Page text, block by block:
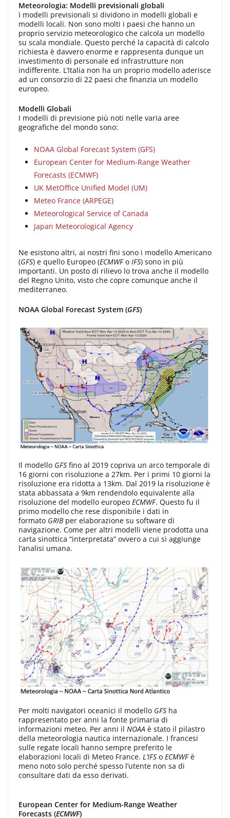
Meteorologia: Modelli previsionali globali
I modelli previsionali si dividono in modelli globali e
modelli locali. Non sono molti i paesi che hanno un
proprio servizio meteorologico che calcola un modello
su scala mondiale. Questo perché la capacità di calcolo
richiesta è davvero enorme e rappresenta dunque un
investimento di personale ed infrastrutture non
indifferente. L’Italia non ha un proprio modello aderisce
ad un consorzio di 22 paesi che finanzia un modello
europeo.
Modelli Globali
I modelli di previsione più noti nelle varia aree
geografiche del mondo sono:
NOAA Global Forecast System (GFS)
European Center for Medium-Range Weather
Forecasts (ECMWF)
UK MetOffice Unified Model (UM)
Meteo France (ARPEGE)
Meteorological Service of Canada
Japan Meteorological Agency
Ne esistono altri, ai nostri fini sono i modello Americano
(GFS) e quello Europeo (ECMWFo IFS) sono in più
importanti. Un posto di rilievo lo trova anche il modello
del Regno Unito, visto che copre comunque anche il
mediterraneo.
NOAA Global Forecast System (GFS)
Il modello GFS fino al 2019 copriva un arco temporale di
16 giorni con risoluzione a 27km. Per i primi 10 giorni la
risoluzione era ridotta a 13km. Dal 2019 la risoluzione è
stata abbassata a 9km rendendolo equivalente alla
risoluzione del modello europeo ECMWF. Questo fu il
primo modello che rese disponibile i dati in
formato GRIBper elaborazione su software di
navigazione. Come per altri modelli viene prodotta una
carta sinottica “interpretata” ovvero a cui si aggiunge
l’analisi umana.
Per molti navigatori oceanici il modello GFS ha
rappresentato per anni la fonte primaria di
informazioni meteo. Per anni il NOAA è stato il pilastro
della meteorologia nautica internazionale. I francesi
sulle regate locali hanno sempre preferito le
elaborazioni locali di Meteo France. L’IFS o ECMWFè
meno noto solo perché spesso l’utente non sa di
consultare dati da esso derivati.
European Center for Medium-Range Weather
Forecasts (ECMWF)